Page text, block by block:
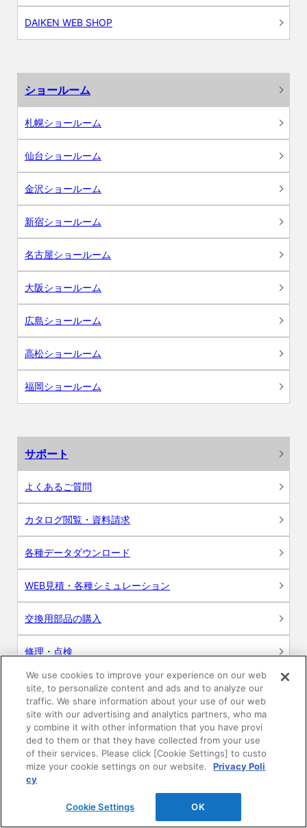
DAIKEN WEB SHOP
ショールーム
札幌ショールーム
仙台ショールーム
金沢ショールーム
新宿ショールーム
名古屋ショールーム
大阪ショールーム
広島ショールーム
高松ショールーム
福岡ショールーム
サポート
よくあるご質問
カタログ閲覧・資料請求
各種データダウンロード
WEB見積・各種シミュレーション
交換用部品の購入
修理・点検
お問い合わせ
ログイン
建築・設計関係者様向けサイト
ユーザー登録サービス
WEB見積システム
We use cookies to improve your experience on our web
site, to personalize content and ads and to analyze our
traffic. We share information about your use of our web
site with our advertising and analytics partners, who ma
y combine it with other information that you have provi
ded to them or that they have collected from your use
of their services. Please click [Cookie Settings] to custo
mize your cookie settings on our website.
Privacy Poli
cy
Cookie Settings OK